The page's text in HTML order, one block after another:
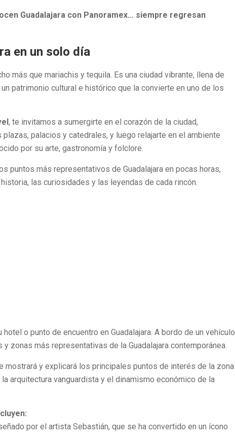
Guadalajara con Panoramex… siempre regresan
en un solo día
más que mariachis y tequila. Es una ciudad vibrante, llena de
patrimonio cultural e histórico que la convierte en uno de los
, te invitamos a sumergirte en el corazón de la ciudad,
palacios y catedrales, y luego relajarte en el ambiente
por su arte, gastronomía y folclore.
puntos más representativos de Guadalajara en pocas horas,
las curiosidades y las leyendas de cada rincón.
o punto de encuentro en Guadalajara. A bordo de un vehículo
zonas más representativas de la Guadalajara contemporánea.
mostrará y explicará los principales puntos de interés de la zona
arquitectura vanguardista y el dinamismo económico de la
por el artista Sebastián, que se ha convertido en un ícono